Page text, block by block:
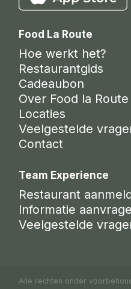
Food La Route
Hoe werkt het?
Restaurantgids
Cadeaubon
Over Food la Route
Locaties
Veelgestelde
Contact
Team Experience
Restaurant
Informatie
Veelgestelde
Alle rechten onder